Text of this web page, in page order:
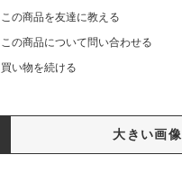
この商品を友達に教える
この商品について問い合わせる
買い物を続ける
大きい画